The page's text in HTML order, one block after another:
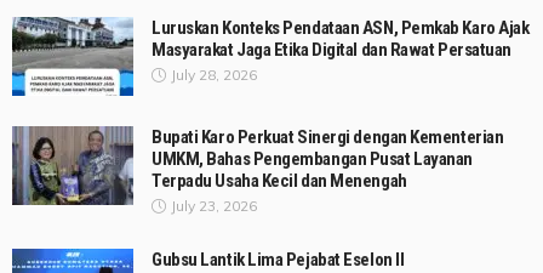
Luruskan Konteks Pendataan ASN, Pemkab Karo Ajak
Masyarakat Jaga Etika Digital dan Rawat Persatuan
July 28, 2026
Bupati Karo Perkuat Sinergi dengan Kementerian
UMKM, Bahas Pengembangan Pusat Layanan
Terpadu Usaha Kecil dan Menengah
July 23, 2026
Gubsu Lantik Lima Pejabat Eselon II